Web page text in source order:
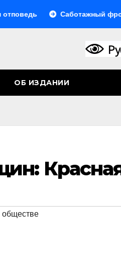
Саботажный фронт
ОБ ИЗДАНИИ
обществе